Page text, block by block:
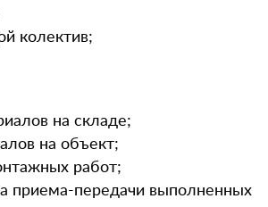
8 (964) 290-**-*3
8 (964) 764-**-*8
91615***12
колектив;
на складе;
на объект;
работ;
приема-передачи выполненных